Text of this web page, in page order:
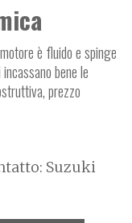
è fluido e spinge
bene le
prezzo
Suzuki